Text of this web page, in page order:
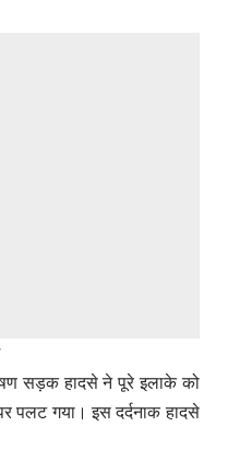
सड़क हादसे ने पूरे इलाके को
पलट गया। इस दर्दनाक हादसे